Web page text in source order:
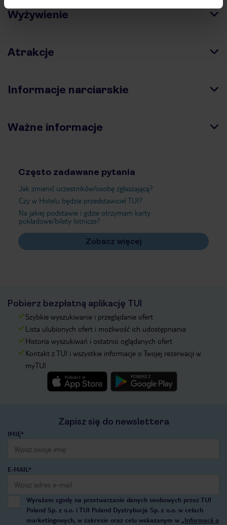
Wyżywienie
Atrakcje
Informacje narciarskie
Ważne informacje
Często zadawane pytania
Jak zmienić uczestników/osobę zgłaszającą?
Czy w Hotelu będzie przedstawiciel TUI?
Na jakiej podstawie i gdzie otrzymam karty
pokładowe/bilety lotnicze?
Zobacz więcej
Pobierz bezpłatną aplikację TUI
Szybkie wyszukiwanie i przeglądanie ofert
Lista ulubionych ofert i możliwość ich udostępniania
Historia wyszukiwań i ostatnio oglądanych ofert
Kontakt z TUI i wszystkie informacje o Twojej rezerwacji w
myTUI
Zapisz się do newslettera
IMIĘ*
E-MAIL*
Wyrażam zgodę na przetwarzanie danych osobowych przez TUI
Poland Sp. z o.o. i TUI Poland Dystrybucja Sp. z o.o. w celach
marketingowych, w zakresie oraz celu wskazanym w „Informacji o